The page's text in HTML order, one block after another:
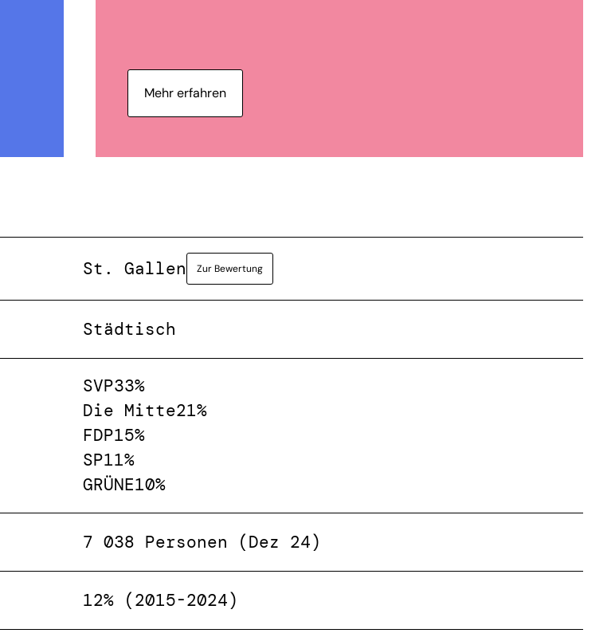
Mehr erfahren
St. Gallen Zur Bewertung
Städtisch
SVP33%
Die Mitte21%
FDP15%
SP11%
GRÜNE10%
7 038 Personen (Dez 24)
12% (2015-2024)